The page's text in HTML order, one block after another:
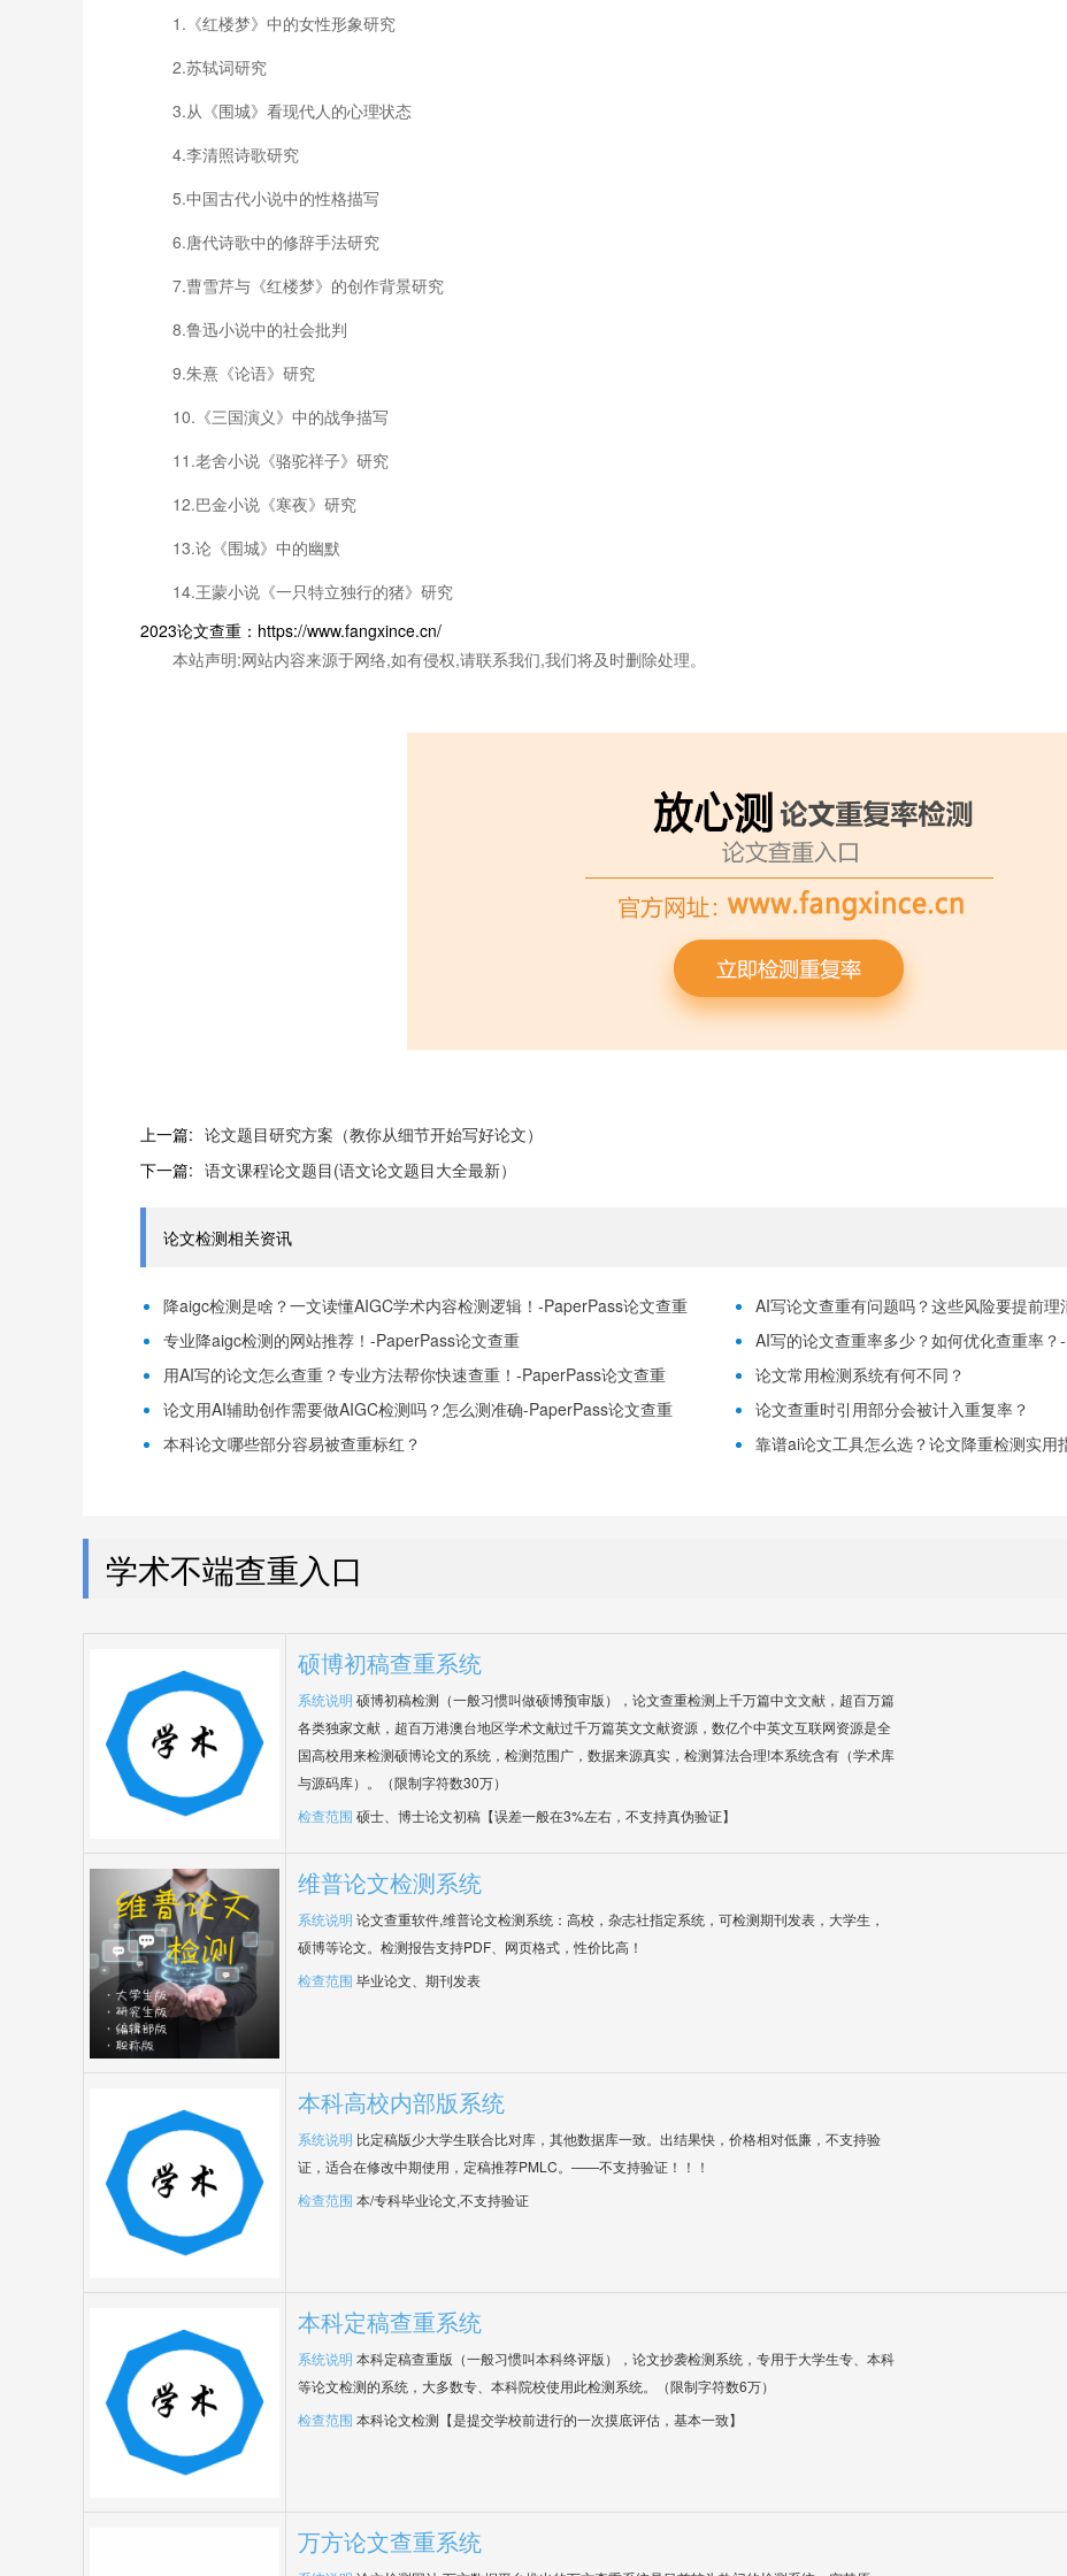
1.《红楼梦》中的女性形象研究
2.苏轼词研究
3.从《围城》看现代人的心理状态
4.李清照诗歌研究
5.中国古代小说中的性格描写
6.唐代诗歌中的修辞手法研究
7.曹雪芹与《红楼梦》的创作背景研究
8.鲁迅小说中的社会批判
9.朱熹《论语》研究
10.《三国演义》中的战争描写
11.老舍小说《骆驼祥子》研究
12.巴金小说《寒夜》研究
13.论《围城》中的幽默
14.王蒙小说《一只特立独行的猪》研究
2023论文查重：https://www.fangxince.cn/
本站声明:网站内容来源于网络,如有侵权,请联系我们,我们将及时删除处理。
上一篇: 论文题目研究方案（教你从细节开始写好论文）
下一篇: 语文课程论文题目(语文论文题目大全最新）
论文检测相关资讯
降aigc检测是啥？一文读懂AIGC学术内容检测逻辑！-PaperPass论文查重
AI写论文查重有问题吗？这些风险要提前
专业降aigc检测的网站推荐！-PaperPass论文查重
AI写的论文查重率多少？如何优化查重率
用AI写的论文怎么查重？专业方法帮你快速查重！-PaperPass论文查重
论文常用检测系统有何不同？
论文用AI辅助创作需要做AIGC检测吗？怎么测准确-PaperPass论文查重
论文查重时引用部分会被计入重复率？
本科论文哪些部分容易被查重标红？
靠谱ai论文工具怎么选？论文降重检测实用
学术不端查重入口
硕博初稿查重系统
系统说明 硕博初稿检测（一般习惯叫做硕博预审版），论文查重检测上千万篇中文文献，超百万篇
各类独家文献，超百万港澳台地区学术文献过千万篇英文文献资源，数亿个中英文互联网资源是全
国高校用来检测硕博论文的系统，检测范围广，数据来源真实，检测算法合理!本系统含有（学术库
与源码库）。（限制字符数30万）
检查范围 硕士、博士论文初稿【误差一般在3%左右，不支持真伪验证】
维普论文检测系统
系统说明 论文查重软件,维普论文检测系统：高校，杂志社指定系统，可检测期刊发表，大学生，
硕博等论文。检测报告支持PDF、网页格式，性价比高！
检查范围 毕业论文、期刊发表
本科高校内部版系统
系统说明 比定稿版少大学生联合比对库，其他数据库一致。出结果快，价格相对低廉，不支持验
证，适合在修改中期使用，定稿推荐PMLC。——不支持验证！！！
检查范围 本/专科毕业论文,不支持验证
本科定稿查重系统
系统说明 本科定稿查重版（一般习惯叫本科终评版），论文抄袭检测系统，专用于大学生专、本科
等论文检测的系统，大多数专、本科院校使用此检测系统。（限制字符数6万）
检查范围 本科论文检测【是提交学校前进行的一次摸底评估，基本一致】
万方论文查重系统